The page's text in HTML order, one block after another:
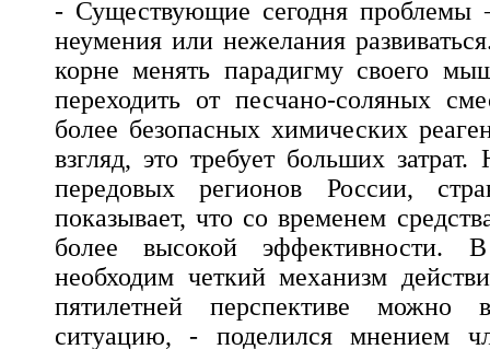
- Существующие сегодня проблемы
неумения или нежелания
корне менять парадигму своего
переходить от песчано-соляных
более безопасных химических
взгляд, это требует больших
передовых регионов России,
показывает, что со временем
более высокой эффективности.
необходим четкий механизм
пятилетней перспективе можно
ситуацию, - поделился мнением